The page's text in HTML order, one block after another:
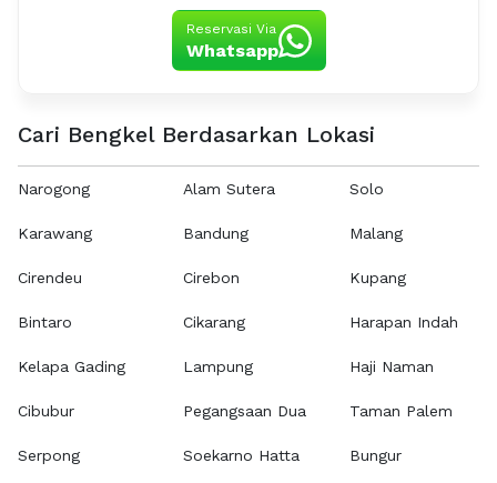
Reservasi Via
Whatsapp
Cari Bengkel Berdasarkan Lokasi
Narogong
Karawang
Cirendeu
Bintaro
Kelapa Gading
Cibubur
Serpong
Alam Sutera
Bandung
Cirebon
Cikarang
Lampung
Pegangsaan Dua
Soekarno Hatta
Solo
Malang
Kupang
Harapan Indah
Haji Naman
Taman Palem
Bungur